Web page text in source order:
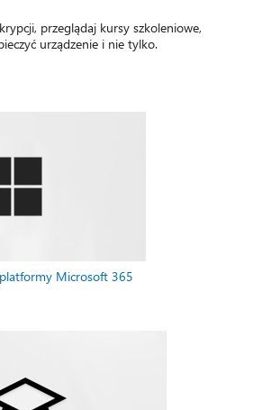
przeglądaj kursy szkoleniowe,
urządzenie i nie tylko.
Microsoft 365